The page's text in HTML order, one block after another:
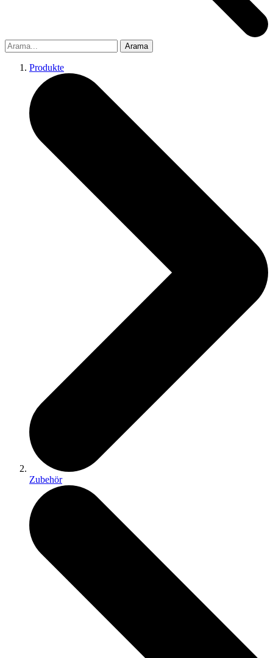
Arama
Produkte
Zubehör